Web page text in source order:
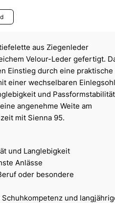
aus Ziegenleder
Velour-Leder gefertigt.
Einstieg durch eine praktische
einer wechselbaren
und
angenehme Weite am
mit Sienna 95.
und Langlebigkeit
Anlässe
oder besondere
und